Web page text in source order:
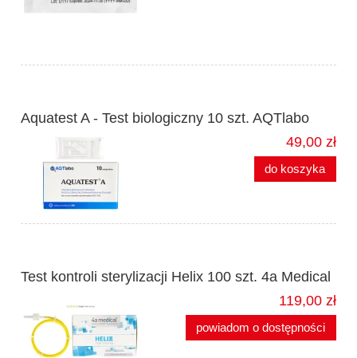
Aquatest A - Test biologiczny 10 szt. AQTlabo
49,00 zł
do koszyka
Test kontroli sterylizacji Helix 100 szt. 4a Medical
119,00 zł
powiadom o dostępności